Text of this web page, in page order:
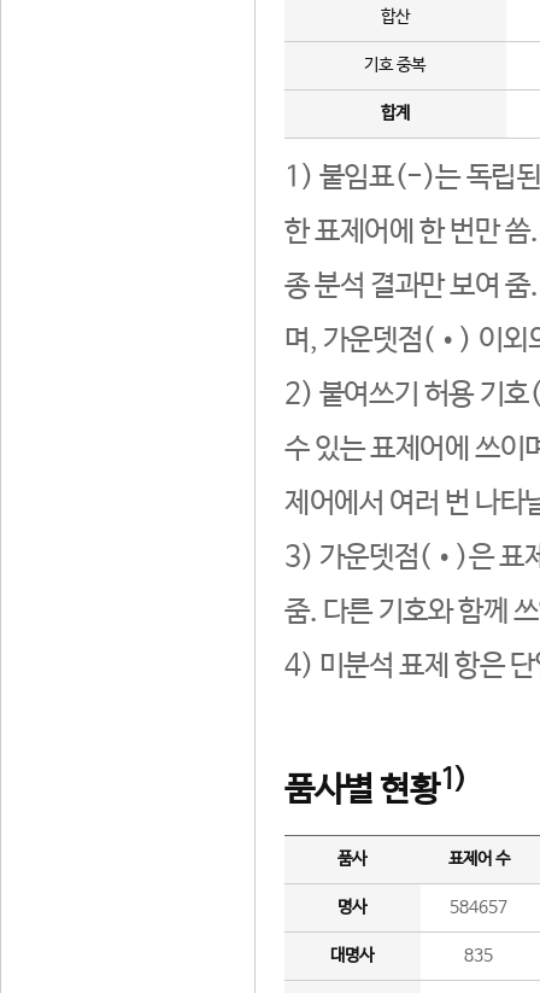
합산
기호 중복
합계
1) 붙임표(-)는 독립된
한 표제어에 한 번만
종 분석 결과만 보여
며, 가운뎃점(•) 이외
2) 붙여쓰기 허용 기호
수 있는 표제어에 쓰이
제어에서 여러 번 나타
3) 가운뎃점(•)은 표
줌. 다른 기호와 함께
4) 미분석 표제 항은
품사별 현황1)
품사 표제어 수
명사 584657
대명사 835